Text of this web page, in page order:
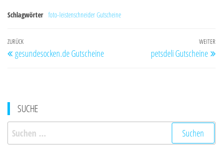
Schlagwörter foto-leistenschneider Gutscheine
Beitragsnavigation
Vorheriger
Beitrag
ZURÜCK
gesundesocken.de Gutscheine
WEITER
petsdeli Gutscheine
SUCHE
Suchen
nach: